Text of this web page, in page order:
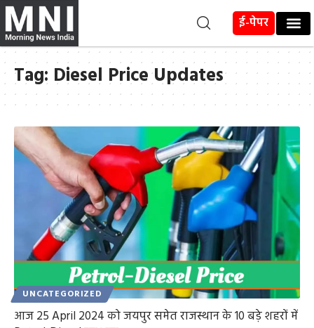
ई-पेपर
Tag: Diesel Price Updates
UNCATEGORIZED
आज 25 April 2024 को जयपुर समेत राजस्थान के 10 बड़े शहरों में